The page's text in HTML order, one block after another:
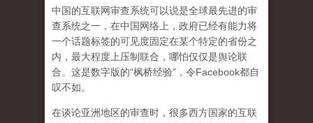
中国的互联网审查系统可以说是全球最先进的审
查系统之一，在中国网络上，政府已经有能力将
一个话题标签的可见度固定在某个特定的省份之
内，最大程度上压制联合 ，哪怕仅仅是舆论联
合。这是数字版的“枫桥经验”，令Facebook都自
叹不如。
在谈论亚洲地区的审查时，很多西方国家的互联